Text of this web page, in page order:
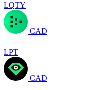
LQTY
CAD
LPT
CAD